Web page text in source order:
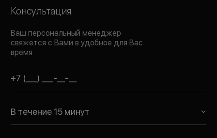
Консультация
Ваш персональный менеджер
свяжется с Вами в удобное для Вас
время
В течение 15 минут